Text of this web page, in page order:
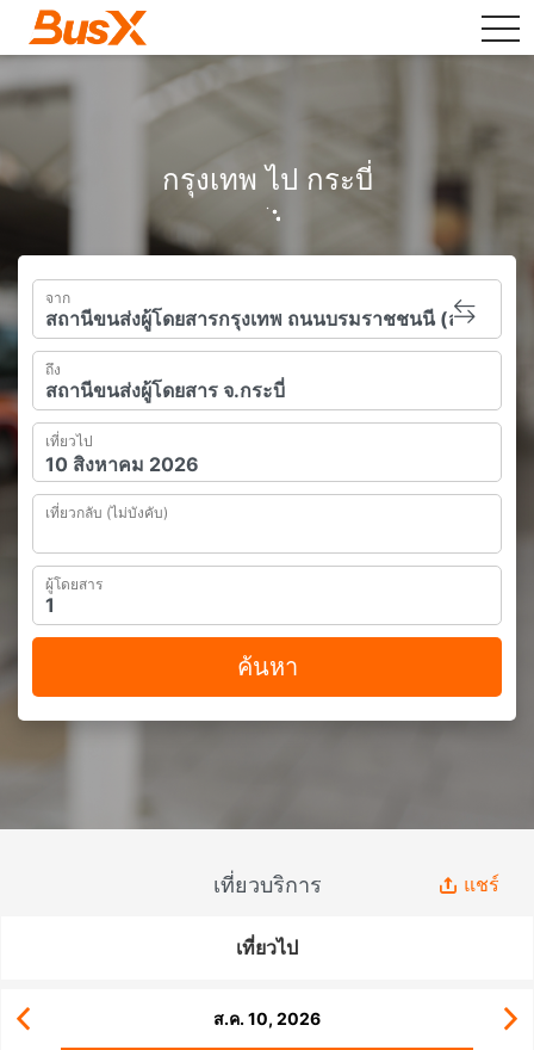
กรุงเทพ ไป กระบี่
จาก
ถึง
เที่ยวไป
เที่ยวกลับ (ไม่บังคับ)
ผู้โดยสาร
ค้นหา
เที่ยวบริการ แชร์
เที่ยวไป
ส.ค. 10, 2026